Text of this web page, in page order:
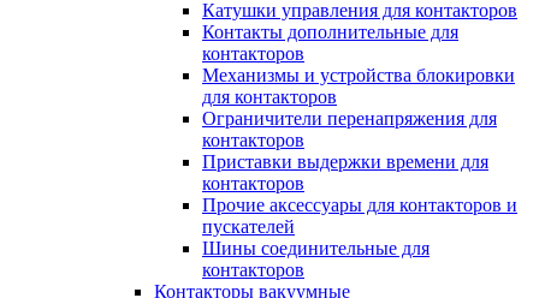
Катушки управления для контакторов
Контакты дополнительные для
контакторов
Механизмы и устройства блокировки
для контакторов
Ограничители перенапряжения для
контакторов
Приставки выдержки времени для
контакторов
Прочие аксессуары для контакторов и
пускателей
Шины соединительные для
контакторов
Контакторы вакуумные